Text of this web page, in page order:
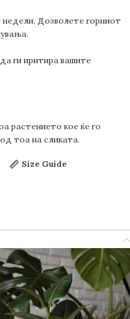
Дозволете горниот
ги иритира вашите
растението кое ќе го
тоа на сликата.
Size Guide